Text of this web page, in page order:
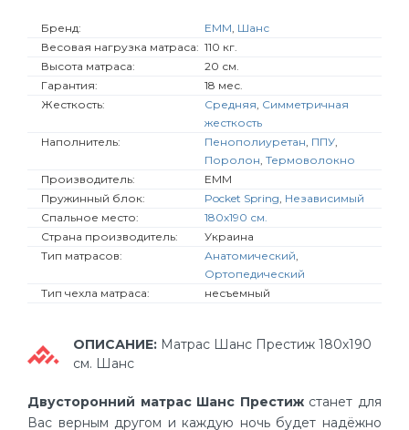
Бренд: EMM, Шанс
Весовая нагрузка матраса: 110 кг.
Высота матраса:
20 см.
Гарантия:
18 мес.
Жесткость:
Средняя, Симметричная
жесткость
Наполнитель:
Пенополиуретан, ППУ,
Поролон, Термоволокно
Производитель:
EMM
Пружинный блок:
Pocket Spring, Независимый
Спальное место:
180х190 см.
Страна производитель:
Украина
Тип матрасов:
Анатомический,
Ортопедический
Тип чехла матраса:
несъемный
ОПИСАНИЕ: Матрас Шанс Престиж 180х190
см. Шанс
Двусторонний матрас Шанс Престиж станет для
Вас верным другом и каждую ночь будет надёжно